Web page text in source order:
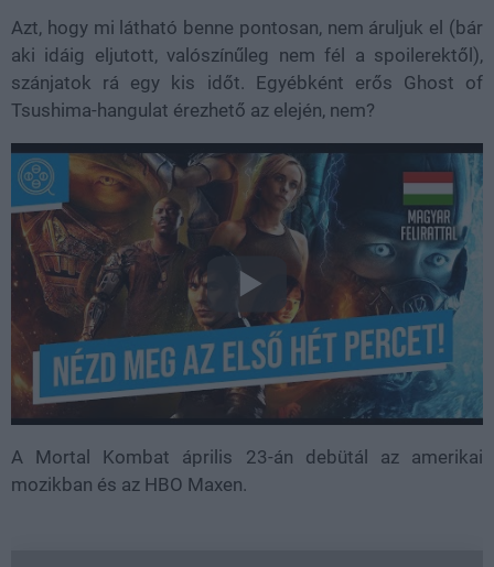
Azt, hogy mi látható benne pontosan, nem áruljuk el (bár
aki idáig eljutott, valószínűleg nem fél a spoilerektől),
szánjatok rá egy kis időt. Egyébként erős Ghost of
Tsushima-hangulat érezhető az elején, nem?
A Mortal Kombat április 23-án debütál az amerikai
mozikban és az HBO Maxen.